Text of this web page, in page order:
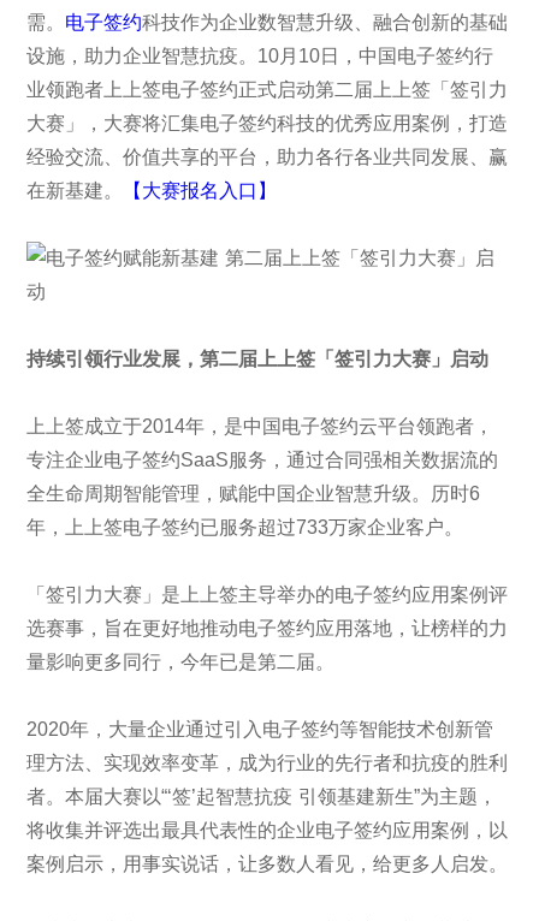
需。 电子签约科技作为企业数智慧升级、融合创新的基础
设施，助力企业智慧抗疫。10月10日，中国电子签约行
业领跑者上上签电子签约正式启动第二届上上签「签引力
大赛」，大赛将汇集电子签约科技的优秀应用案例，打造
经验交流、价值共享的平台，助力各行各业共同发展、赢
在新基建。
【大赛报名入口】
持续引领行业发展 ，第二届上上签 「签引力大赛」启动
上上签成立于2014年，是中国电子签约云平台领跑者，
专注企业电子签约SaaS服务，通过合同强相关数据流的
全生命周期智能管理，赋能中国企业智慧升级。历时6
年，上上签电子签约已服务超过733万家企业客户。
「签引力大赛」是上上签主导举办的电子签约应用案例评
选赛事，旨在更好地推动电子签约应用落地，让榜样的力
量影响更多同行，今年已是第二届。
2020年，大量企业通过引入电子签约等智能技术创新管
理方法、实现效率变革，成为行业的先行者和抗疫的胜利
者。本届大赛以“‘签’起智慧抗疫 引领基建新生”为主题，
将收集并评选出最具代表性的企业电子签约应用案例，以
案例启示，用事实说话，让多数人看见，给更多人启发。